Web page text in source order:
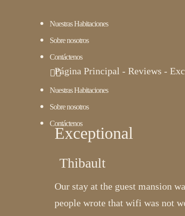
Nuestras Habitaciones
Sobre nosotros
Contáctenos
Nuestras Habitaciones
Sobre nosotros
Contáctenos
Página Principal - Reviews -
Exceptional
Thibault
Our stay at the guest mansion
people wrote that wifi was not